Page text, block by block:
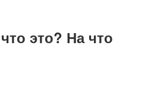
это? На что